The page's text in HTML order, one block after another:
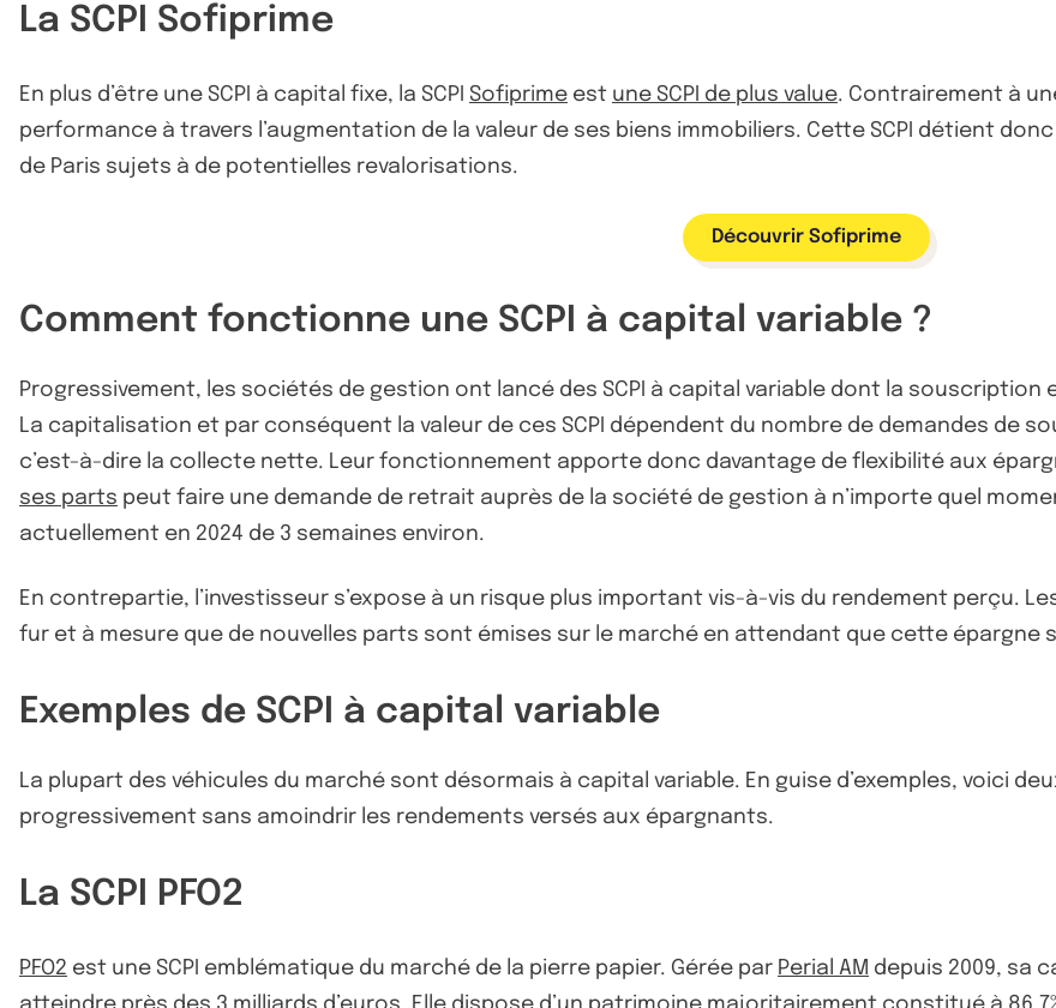
La SCPI Sofiprime
En plus d’être une SCPI à capital fixe, la SCPI Sofiprime est une SCPI de plus value. Contrairement à
performance à travers l’augmentation de la valeur de ses biens immobiliers. Cette SCPI détient
de Paris sujets à de potentielles revalorisations.
Découvrir Sofiprime
Comment fonctionne une SCPI à capital variable ?
Progressivement, les sociétés de gestion ont lancé des SCPI à capital variable dont la
La capitalisation et par conséquent la valeur de ces SCPI dépendent du nombre de demandes de
c’est-à-dire la collecte nette. Leur fonctionnement apporte donc davantage de flexibilité aux
ses parts peut faire une demande de retrait auprès de la société de gestion à n’importe quel
actuellement en 2024 de 3 semaines environ.
En contrepartie, l’investisseur s’expose à un risque plus important vis-à-vis du rendement perçu.
fur et à mesure que de nouvelles parts sont émises sur le marché en attendant que cette épargne
Exemples de SCPI à capital variable
La plupart des véhicules du marché sont désormais à capital variable. En guise d’exemples, voici
progressivement sans amoindrir les rendements versés aux épargnants.
La SCPI PFO2
PFO2 est une SCPI emblématique du marché de la pierre papier. Gérée par Perial AM depuis 2009, sa